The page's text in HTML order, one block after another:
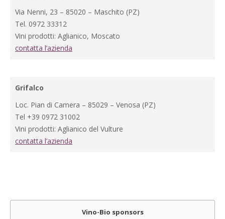
Via Nenni, 23 – 85020 – Maschito (PZ)
Tel. 0972 33312
Vini prodotti: Aglianico, Moscato
contatta l’azienda
Grifalco
Loc. Pian di Camera – 85029 – Venosa (PZ)
Tel +39 0972 31002
Vini prodotti: Aglianico del Vulture
contatta l’azienda
Vino-Bio sponsors